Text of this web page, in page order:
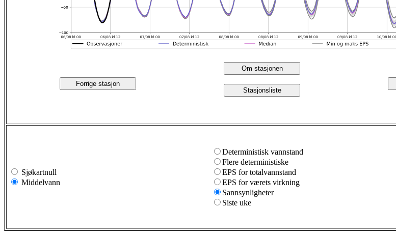
Forrige stasjon
Om stasjonen
Stasjonsliste
Sjøkartnull
Middelvann
Deterministisk vannstand
Flere deterministiske
EPS for totalvannstand
EPS for værets virkning
Sannsynligheter
Siste uke